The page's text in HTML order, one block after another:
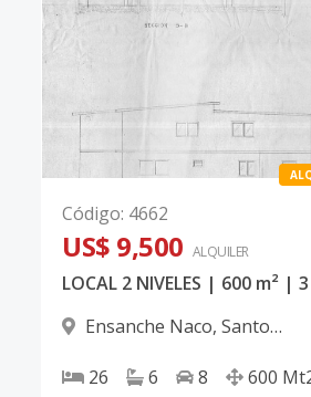
Código: 4662
US$ 9,500 ALQUILER
Ensanche Naco, Santo
26
6 8 600